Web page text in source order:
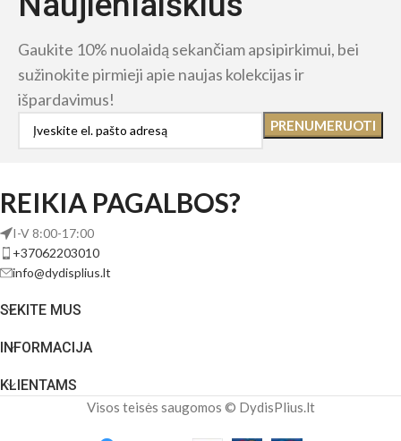
Gaukite 10% nuolaidą sekančiam apsipirkimui, bei
sužinokite pirmieji apie naujas kolekcijas ir
išpardavimus!
REIKIA PAGALBOS?
I-V 8:00-17:00
+37062203010
info@dydisplius.lt
SEKITE MUS
INFORMACIJA
KLIENTAMS
Visos teisės saugomos © DydisPlius.lt